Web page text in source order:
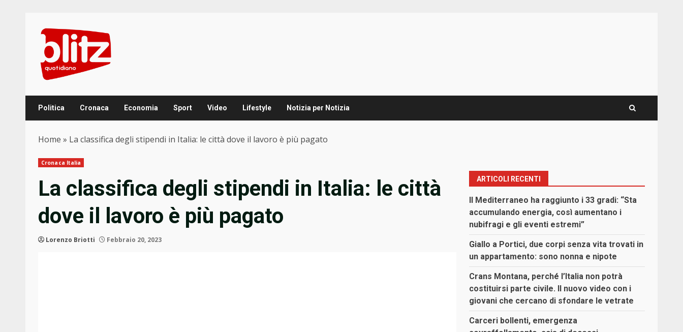
content
Politica Cronaca Economia Sport Video Lifestyle Notizia per Notizia
Home » La classifica degli stipendi in Italia: le città dove il lavoro è più pagato
Cronaca Italia
La classifica degli stipendi in Italia: le città
dove il lavoro è più pagato
Lorenzo Briotti Febbraio 20, 2023
ARTICOLI RECENTI
Il Mediterraneo ha raggiunto i 33 gradi: “Sta
accumulando energia, così aumentano i
nubifragi e gli eventi estremi”
Giallo a Portici, due corpi senza vita trovati in
un appartamento: sono nonna e nipote
Crans Montana, perché l’Italia non potrà
costituirsi parte civile. Il nuovo video con i
giovani che cercano di sfondare le vetrate
Carceri bollenti, emergenza